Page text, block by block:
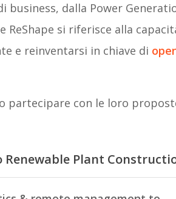
business, dalla Power
si riferisce alla
e reinventarsi in chiave di
partecipare con le loro
Renewable Plant